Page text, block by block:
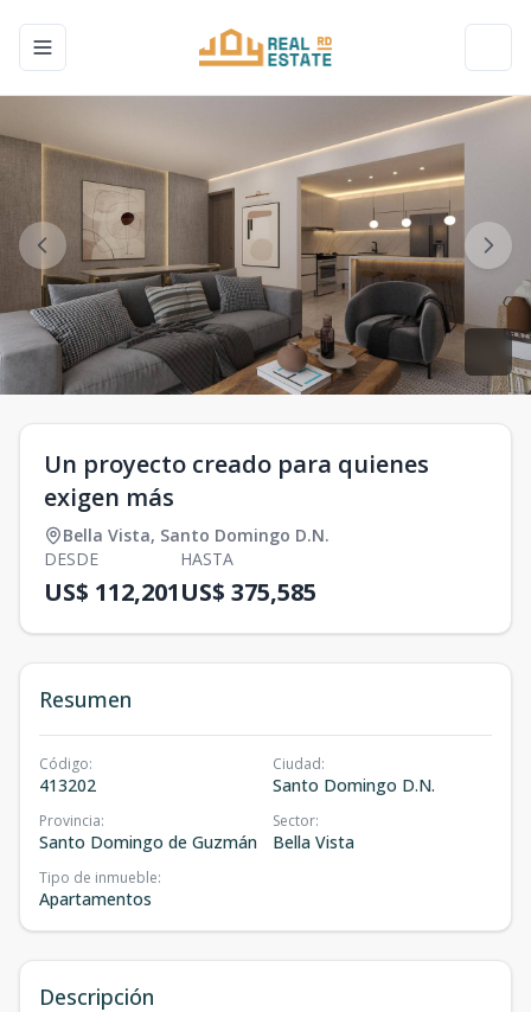
Toggle navigation menu
Un proyecto creado para quienes
exigen más
Bella Vista, Santo Domingo D.N.
DESDE
US$ 112,201
HASTA
US$ 375,585
Resumen
Código:
413202
Ciudad:
Santo Domingo D.N.
Provincia:
Santo Domingo de Guzmán
Sector:
Bella Vista
Tipo de inmueble:
Apartamentos
Descripción